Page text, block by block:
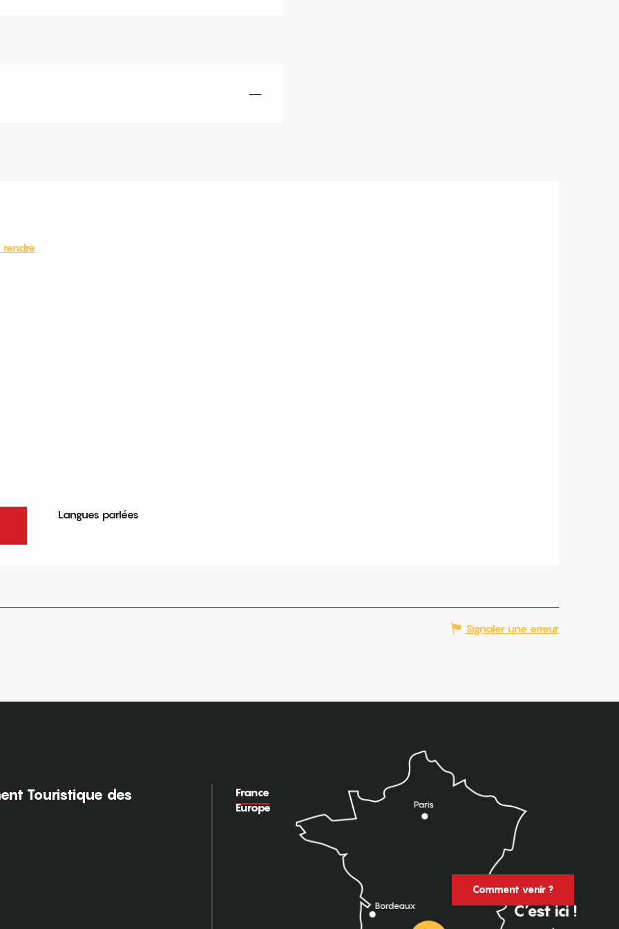
—
Langues parlées
Langues parlées
Signaler une erreur
Touristique des
France
Europe
Comment venir ?